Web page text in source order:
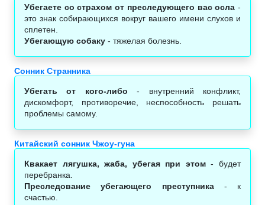
Убегаете со страхом от преследующего вас осла -
это знак собирающихся вокруг вашего имени слухов и
сплетен.
Убегающую собаку - тяжелая болезнь.
Сонник Странника
Убегать от кого-либо - внутренний конфликт,
дискомфорт, противоречие, неспособность решать
проблемы самому.
Китайский сонник Чжоу-гуна
Квакает лягушка, жаба, убегая при этом- будет
перебранка.
Преследование убегающего преступника- к
счастью.